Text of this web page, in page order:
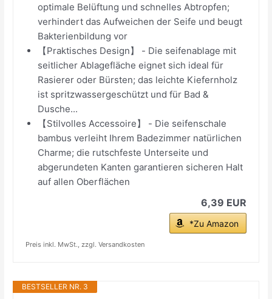
optimale Belüftung und schnelles Abtropfen;
verhindert das Aufweichen der Seife und beugt
Bakterienbildung vor
【Praktisches Design】 - Die seifenablage mit
seitlicher Ablagefläche eignet sich ideal für
Rasierer oder Bürsten; das leichte Kiefernholz
ist spritzwassergeschützt und für Bad &
Dusche...
【Stilvolles Accessoire】 - Die seifenschale
bambus verleiht Ihrem Badezimmer natürlichen
Charme; die rutschfeste Unterseite und
abgerundeten Kanten garantieren sicheren Halt
auf allen Oberflächen
6,39 EUR
*Zu Amazon
Preis inkl. MwSt., zzgl. Versandkosten
BESTSELLER NR. 3